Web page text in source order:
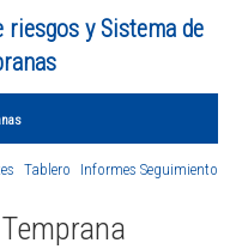
riesgos y Sistema de
Tablero Informes Seguimiento